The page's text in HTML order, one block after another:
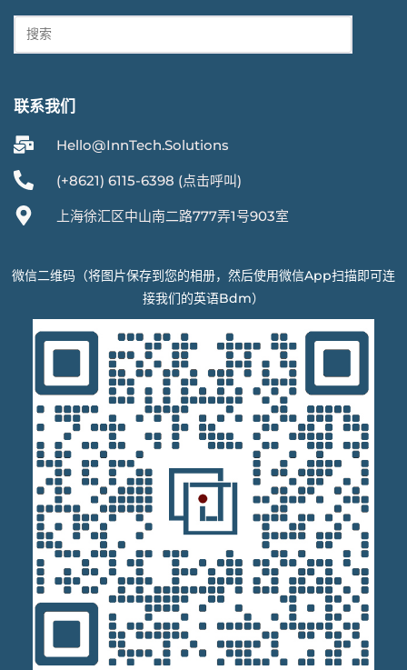
联系我们
Hello@InnTech.Solutions
(+8621) 6115-6398 (点击呼叫)
上海徐汇区中山南二路777弄1号903室
微信二维码（将图片保存到您的相册，然后使用微信App扫描即可连
接我们的英语Bdm）